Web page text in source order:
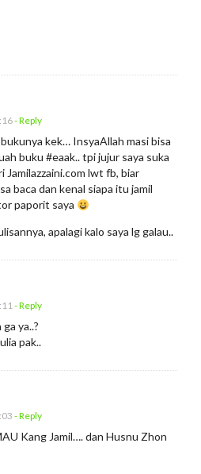
- Reply
kek… InsyaAllah masi bisa
buku #eaak.. tpi jujur saya suka
Jamilazzaini.com lwt fb, biar
baca dan kenal siapa itu jamil
paporit saya
apalagi kalo saya lg galau..
- Reply
ya..?
pak..
- Reply
Kang Jamil…. dan Husnu Zhon